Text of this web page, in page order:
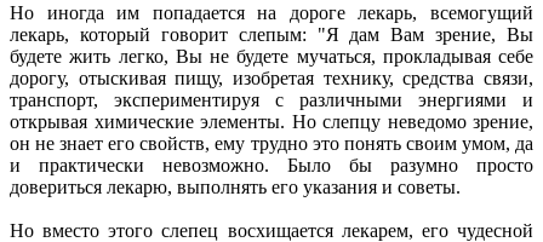
Но иногда им попадается на дороге лекарь, всемогущий
лекарь, который говорит слепым: "Я дам Вам зрение, Вы
будете жить легко, Вы не будете мучаться, прокладывая себе
дорогу, отыскивая пищу, изобретая технику, средства связи,
транспорт, экспериментируя с различными энергиями и
открывая химические элементы. Но слепцу неведомо зрение,
он не знает его свойств, ему трудно это понять своим умом, да
и практически невозможно. Было бы разумно просто
довериться лекарю, выполнять его указания и советы.
Но вместо этого слепец восхищается лекарем, его чудесной